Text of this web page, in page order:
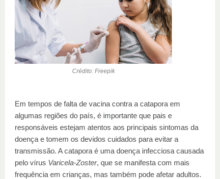
Crédito: Freepik
Em tempos de falta de vacina contra a catapora em
algumas regiões do país, é importante que pais e
responsáveis estejam atentos aos principais sintomas da
doença e tomem os devidos cuidados para evitar a
transmissão. A catapora é uma doença infecciosa causada
pelo vírus Varicela-Zoster, que se manifesta com mais
frequência em crianças, mas também pode afetar adultos.